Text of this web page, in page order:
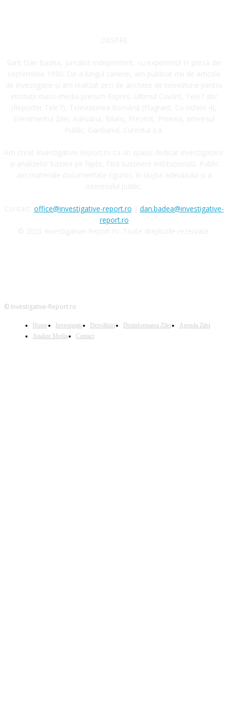
office@investigative-report.ro
dan.badea@investigative-
report.ro
© Investigative-Report.ro
Home Investigatii Dezvăluiri Dezinformarea Zilei
Agenda Zilei
Analize Media
Contact